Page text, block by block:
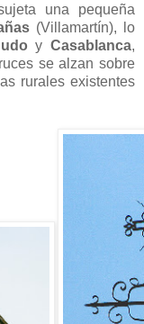
una pequeña
(Villamartín), lo
yCasablanca,
se alzan sobre
rurales existentes